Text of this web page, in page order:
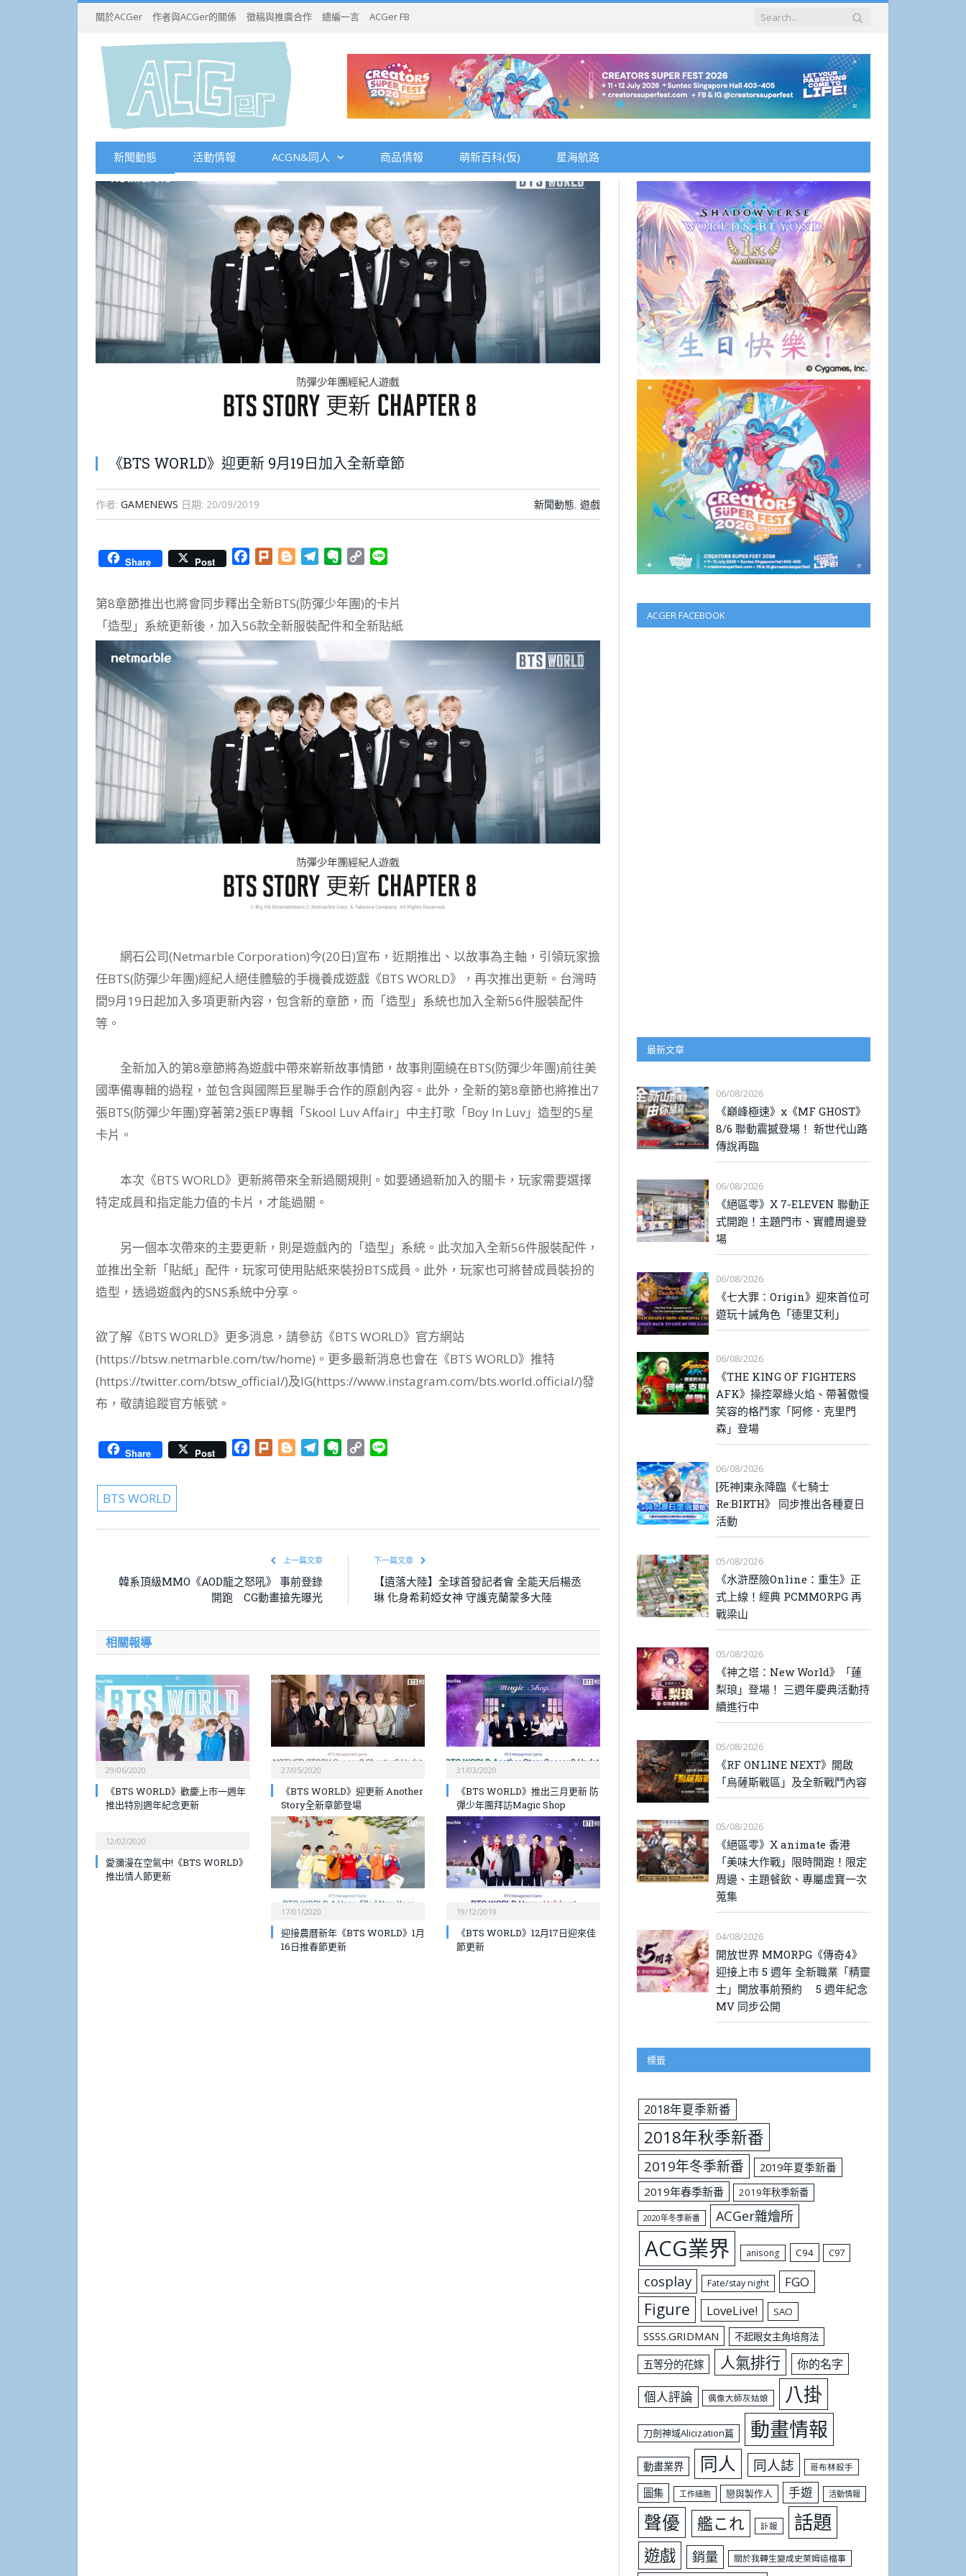
關於ACGer 作者與ACGer的關係 徵稿與推廣合作 總編一言 ACGer FB
新聞動態 活動情報 ACGN&同人 商品情報 萌新百科(仮) 星海航路
《BTS WORLD》迎更新 9月19日加入全新章節
作者: GAMENEWS 日期: 20/09/2019 新聞動態, 遊戲
Share Post Facebook
Plurk BloggerTelegramEvernote
Copy
第8章節推出也將會同步釋出全新BTS(防彈少年團)的卡片
「造型」系統更新後，加入56款全新服裝配件和全新貼紙
網石公司(Netmarble Corporation)今(20日)宣布，近期推出、以故事為主軸，引領玩家擔
任BTS(防彈少年團)經紀人絕佳體驗的手機養成遊戲《BTS WORLD》，再次推出更新。台灣時
間9月19日起加入多項更新內容，包含新的章節，而「造型」系統也加入全新56件服裝配件
等。
全新加入的第8章節將為遊戲中帶來嶄新故事情節，故事則圍繞在BTS(防彈少年團)前往美
國準備專輯的過程，並包含與國際巨星聯手合作的原創內容。此外，全新的第8章節也將推出7
張BTS(防彈少年團)穿著第2張EP專輯「Skool Luv Affair」中主打歌「Boy In Luv」造型的5星
卡片。
本次《BTS WORLD》更新將帶來全新過關規則。如要通過新加入的關卡，玩家需要選擇
特定成員和指定能力值的卡片，才能過關。
另一個本次帶來的主要更新，則是遊戲內的「造型」系統。此次加入全新56件服裝配件，
並推出全新「貼紙」配件，玩家可使用貼紙來裝扮BTS成員。此外，玩家也可將替成員裝扮的
造型，透過遊戲內的SNS系統中分享。
欲了解《BTS WORLD》更多消息，請參訪《BTS WORLD》官方網站
(https://btsw.netmarble.com/tw/home)。更多最新消息也會在《BTS WORLD》推特
(https://twitter.com/btsw_official/)及IG(https://www.instagram.com/bts.world.official/)發
布，敬請追蹤官方帳號。
Share Post Facebook
Plurk BloggerTelegramEvernote
Copy
BTS WORLD
上一篇文章
韓系頂級MMO《AOD龍之怒吼》 事前登錄
開跑 CG動畫搶先曝光
下一篇文章
【遺落大陸】全球首發記者會 全能天后楊丞
琳 化身希莉婭女神 守護克蘭蒙多大陸
相關報導
29/06/2020
《BTS WORLD》歡慶上市一週年
推出特別週年紀念更新
27/05/2020
《BTS WORLD》迎更新 Another
Story全新章節登場
31/03/2020
《BTS WORLD》推出三月更新 防
彈少年團拜訪Magic Shop
12/02/2020
愛瀰漫在空氣中!《BTS WORLD》
推出情人節更新
17/01/2020
迎接農曆新年《BTS WORLD》1月
16日推春節更新
19/12/2019
《BTS WORLD》12月17日迎來佳
節更新
ACGER FACEBOOK
最新文章
06/08/2026
《巔峰極速》x《MF GHOST》
8/6 聯動震撼登場！ 新世代山路
傳說再臨
06/08/2026
《絕區零》X 7-ELEVEN 聯動正
式開跑！主題門市、實體周邊登
場
06/08/2026
《七大罪：Origin》迎來首位可
遊玩十誡角色「德里艾利」
06/08/2026
《THE KING OF FIGHTERS
AFK》操控翠綠火焰、帶著傲慢
笑容的格鬥家「阿修．克里門
森」登場
06/08/2026
[死神]東永降臨《七騎士
Re:BIRTH》 同步推出各種夏日
活動
05/08/2026
《水滸歷險Online：重生》正
式上線！經典 PCMMORPG 再
戰梁山
05/08/2026
《神之塔：New World》「蓮
梨琅」登場！ 三週年慶典活動持
續進行中
05/08/2026
《RF ONLINE NEXT》開啟
「烏薩斯戰區」及全新戰鬥內容
05/08/2026
《絕區零》X animate 香港
「美味大作戰」限時開跑！限定
周邊、主題餐飲、專屬虛寶一次
蒐集
04/08/2026
開放世界 MMORPG《傳奇4》
迎接上市 5 週年 全新職業「精靈
士」開放事前預約 5 週年紀念
MV 同步公開
標籤
2018年夏季新番
2018年秋季新番
2019年冬季新番
2019年夏季新番
2019年春季新番
2019年秋季新番
2020年冬季新番 ACGer雜燴所
ACG業界 anisong C94 C97
cosplay Fate/stay night FGO
Figure LoveLive! SAO
SSSS.GRIDMAN 不起眼女主角培育法
五等分的花嫁 人氣排行 你的名字
個人評論 偶像大師灰姑娘 八掛
刀劍神域Alicization篇 動畫情報
動畫業界 同人 同人誌 哥布林殺手
圖集 工作細胞 戀與製作人 手遊 活動情報
聲優 艦これ 訃報 話題
遊戲 銷量 關於我轉生變成史萊姆這檔事